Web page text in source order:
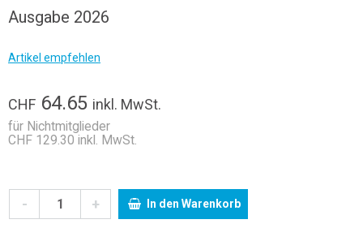
Ausgabe 2026
Artikel empfehlen
CHF 64.65 inkl. MwSt.
für Nichtmitglieder
CHF 129.30 inkl. MwSt.
- + In den Warenkorb